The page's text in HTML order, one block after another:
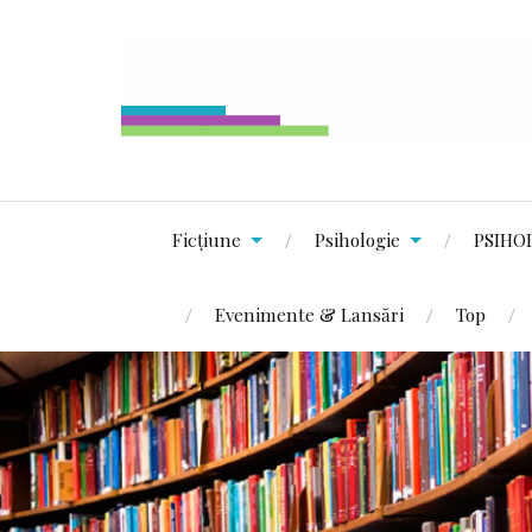
Ficțiune Psihologie
Evenimente & Lansări Top